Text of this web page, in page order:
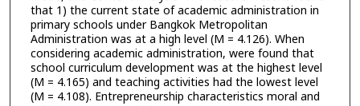
that 1) the current state of academic administration in
primary schools under Bangkok Metropolitan
Administration was at a high level (M = 4.126). When
considering academic administration, were found that
school curriculum development was at the highest level
(M = 4.165) and teaching activities had the lowest level
(M = 4.108). Entrepreneurship characteristics moral and